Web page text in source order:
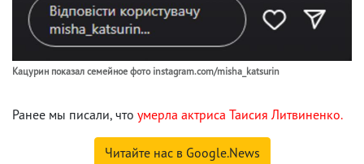
Кацурин показал семейное фото instagram.com/misha_katsurin
Ранее мы писали, что умерла актриса Таисия Литвиненко.
Читайте нас в Google.News